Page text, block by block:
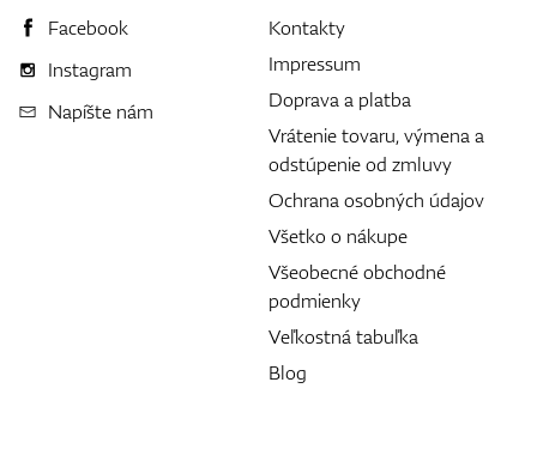
Facebook
Instagram
Napíšte nám
Kontakty
Impressum
Doprava a platba
Vrátenie tovaru, výmena a
odstúpenie od zmluvy
Ochrana osobných údajov
Všetko o nákupe
Všeobecné obchodné
podmienky
Veľkostná tabuľka
Blog